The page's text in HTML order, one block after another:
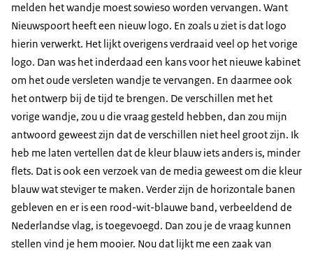
melden het wandje moest sowieso worden vervangen. Want
Nieuwspoort heeft een nieuw logo. En zoals u ziet is dat logo
hierin verwerkt. Het lijkt overigens verdraaid veel op het vorige
logo. Dan was het inderdaad een kans voor het nieuwe kabinet
om het oude versleten wandje te vervangen. En daarmee ook
het ontwerp bij de tijd te brengen. De verschillen met het
vorige wandje, zou u die vraag gesteld hebben, dan zou mijn
antwoord geweest zijn dat de verschillen niet heel groot zijn. Ik
heb me laten vertellen dat de kleur blauw iets anders is, minder
flets. Dat is ook een verzoek van de media geweest om die kleur
blauw wat steviger te maken. Verder zijn de horizontale banen
gebleven en er is een rood-wit-blauwe band, verbeeldend de
Nederlandse vlag, is toegevoegd. Dan zou je de vraag kunnen
stellen vind je hem mooier. Nou dat lijkt me een zaak van